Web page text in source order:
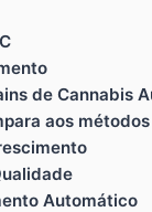
de Cannabis
aos
Automático